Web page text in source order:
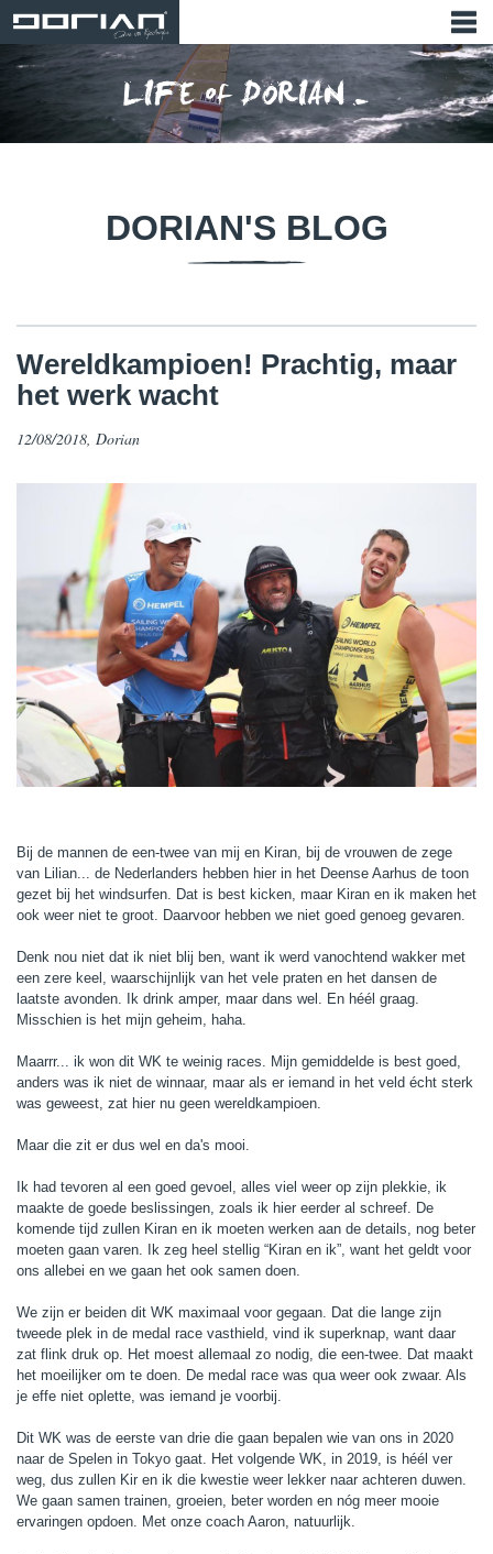
DORIAN'S BLOG
​Wereldkampioen! Prachtig, maar
het werk wacht
12/08/2018, Dorian
Bij de mannen de een-twee van mij en Kiran, bij de vrouwen de zege
van Lilian... de Nederlanders hebben hier in het Deense Aarhus de toon
gezet bij het windsurfen. Dat is best kicken, maar Kiran en ik maken het
ook weer niet te groot. Daarvoor hebben we niet goed genoeg gevaren.
Denk nou niet dat ik niet blij ben, want ik werd vanochtend wakker met
een zere keel, waarschijnlijk van het vele praten en het dansen de
laatste avonden. Ik drink amper, maar dans wel. En héél graag.
Misschien is het mijn geheim, haha.
Maarrr... ik won dit WK te weinig races. Mijn gemiddelde is best goed,
anders was ik niet de winnaar, maar als er iemand in het veld écht sterk
was geweest, zat hier nu geen wereldkampioen.
Maar die zit er dus wel en da's mooi.
Ik had tevoren al een goed gevoel, alles viel weer op zijn plekkie, ik
maakte de goede beslissingen, zoals ik hier eerder al schreef. De
komende tijd zullen Kiran en ik moeten werken aan de details, nog beter
moeten gaan varen. Ik zeg heel stellig “Kiran en ik”, want het geldt voor
ons allebei en we gaan het ook samen doen.
We zijn er beiden dit WK maximaal voor gegaan. Dat die lange zijn
tweede plek in de medal race vasthield, vind ik superknap, want daar
zat flink druk op. Het moest allemaal zo nodig, die een-twee. Dat maakt
het moeilijker om te doen. De medal race was qua weer ook zwaar. Als
je effe niet oplette, was iemand je voorbij.
Dit WK was de eerste van drie die gaan bepalen wie van ons in 2020
naar de Spelen in Tokyo gaat. Het volgende WK, in 2019, is héél ver
weg, dus zullen Kir en ik die kwestie weer lekker naar achteren duwen.
We gaan samen trainen, groeien, beter worden en nóg meer mooie
ervaringen opdoen. Met onze coach Aaron, natuurlijk.